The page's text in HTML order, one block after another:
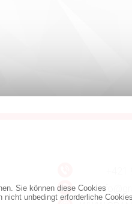
Sie können diese Cookies
unbedingt erforderliche Cookies